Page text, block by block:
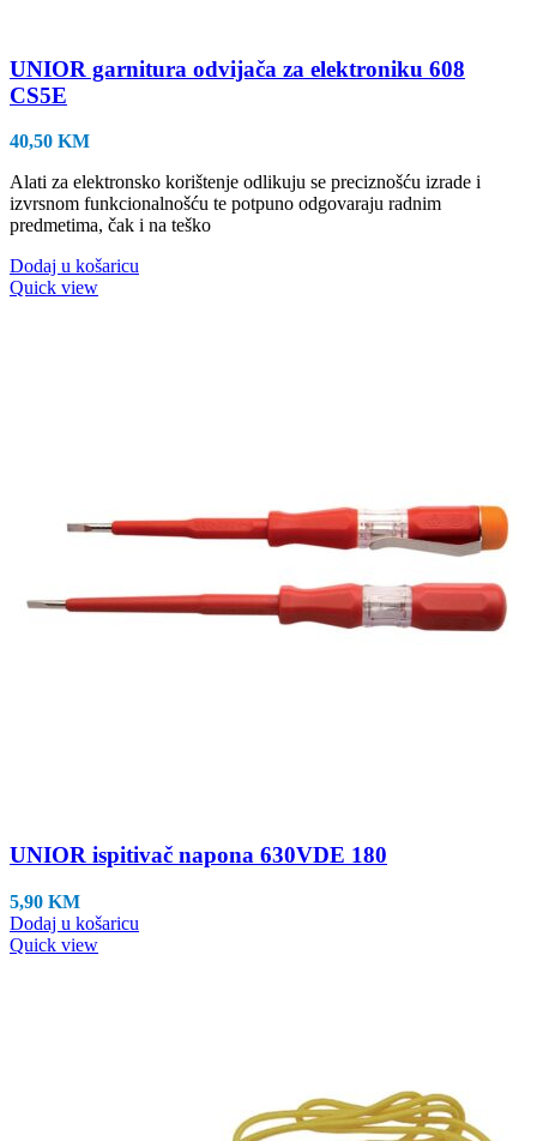
UNIOR garnitura odvijača za elektroniku 608
CS5E
40,50 KM
Alati za elektronsko korištenje odlikuju se preciznošću izrade i
izvrsnom funkcionalnošću te potpuno odgovaraju radnim
predmetima, čak i na teško
Dodaj u košaricu
Quick view
UNIOR ispitivač napona 630VDE 180
5,90 KM
Dodaj u košaricu
Quick view